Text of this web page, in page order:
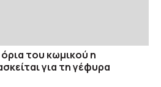
του κωμικού η
για τη γέφυρα